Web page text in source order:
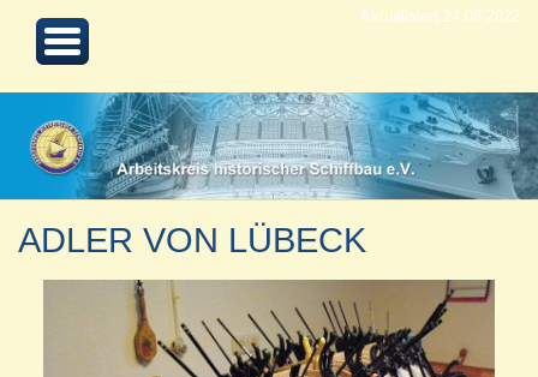
Aktualisiert 24.08.2022
ADLER VON LÜBECK